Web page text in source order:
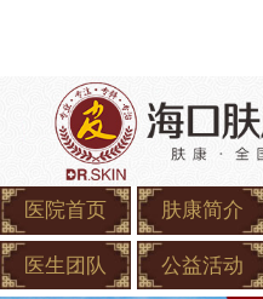
医院首页 肤康简介
医生团队 公益活动